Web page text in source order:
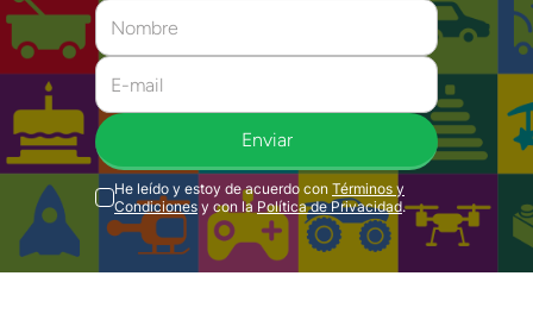
Enviar
He leído y estoy de acuerdo con Términos y
Condiciones y con la Política de Privacidad.